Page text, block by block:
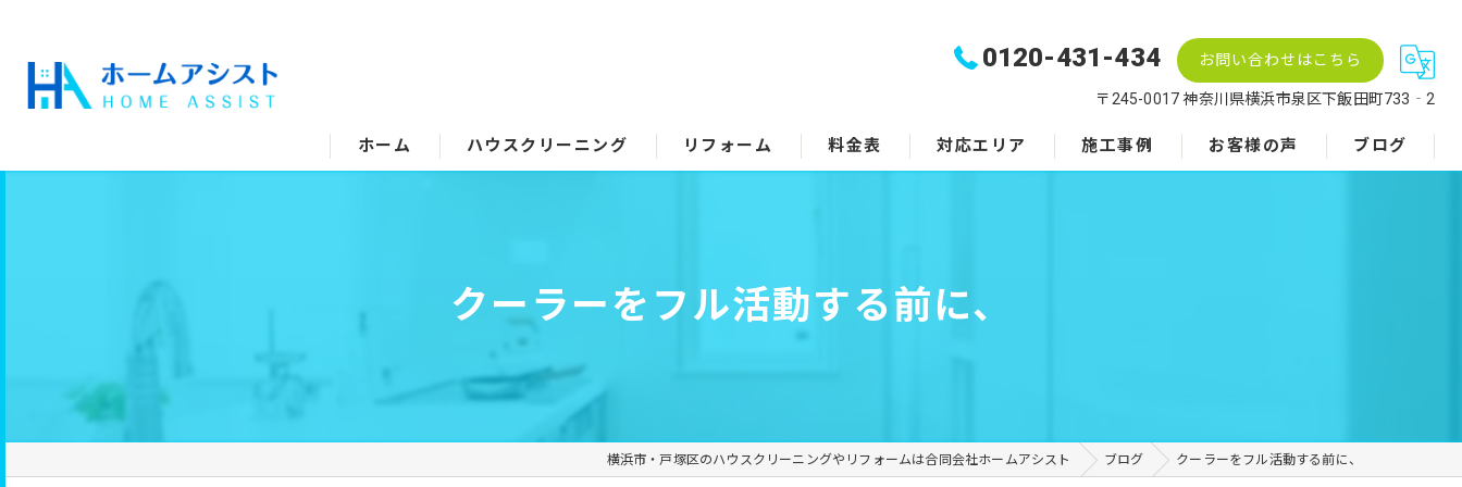
0120-431-434 お問い合わせはこちら
〒245-0017 神奈川県横浜市泉区下飯田町733‐2
ホーム ハウスクリーニング
エアコンクリーニング
キッチン・レンジフード
洗面所
リフォーム
浴室リフォーム
その他のリフォーム
料金表 対応エリア 施工事例 お客様の声 ブログ
クーラーをフル活動する前に、
横浜市・戸塚区のハウスクリーニングやリフォームは合同会社ホームアシスト ブログ クーラーをフル活動する前に、